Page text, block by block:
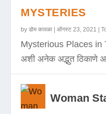
MYSTERIES
byडोम कावळा |ऑगस्ट 23, 2021 |
Mysterious Places in
अशी अनेक अद्भुत ठिकाणे
Woman